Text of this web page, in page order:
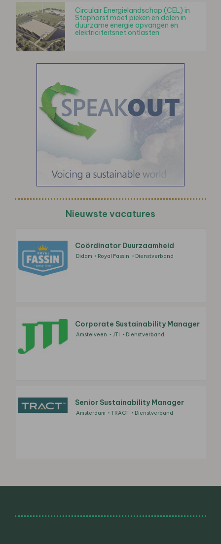
Circulair Energielandschap (CEL) in
Staphorst moet pieken en dalen in
duurzame energie opvangen en
elektriciteitsnet ontlasten
Nieuwste vacatures
Coördinator Duurzaamheid
Didam Royal Fassin Dienstverband
Corporate Sustainability Manager
Amstelveen JTI Dienstverband
Senior Sustainability Manager
Amsterdam TRACT Dienstverband